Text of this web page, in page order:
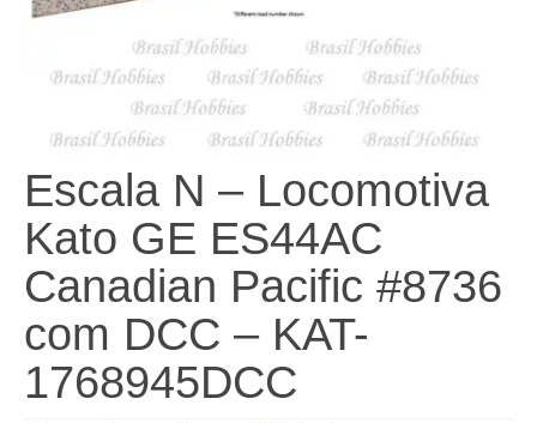
Escala N – Locomotiva
Kato GE ES44AC
Canadian Pacific #8736
com DCC – KAT-
1768945DCC